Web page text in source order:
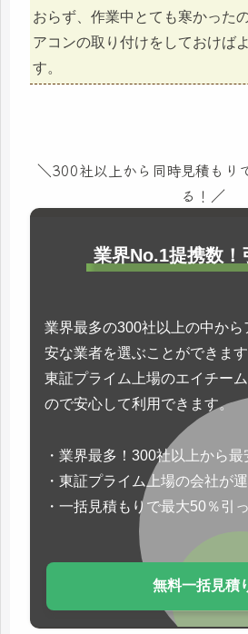
おらず、作業中とても寒かった
アコンの取り付けをしておけば
す。
＼300社以上から同時見積もり
る！／
業界No.1提携数！
業界最多の300社以上の中から
安な業者を選ぶことができます
東証プライム上場のエイチー
ので安心して利用できます。
・業界最多！300社以上から
・東証プライム上場の会社が
・一括見積もりで最大50％引
無料一括見積